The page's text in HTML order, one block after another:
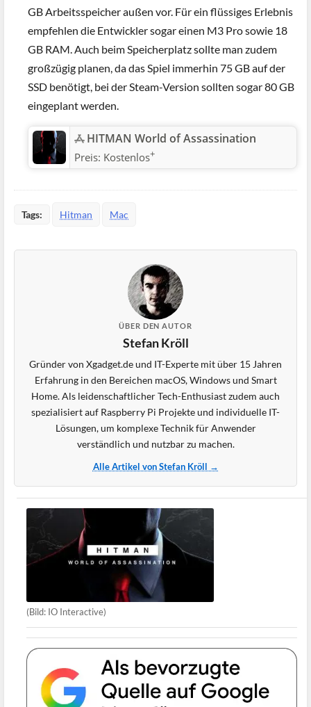
GB Arbeitsspeicher außen vor. Für ein flüssiges Erlebnis
empfehlen die Entwickler sogar einen M3 Pro sowie 18
GB RAM. Auch beim Speicherplatz sollte man zudem
großzügig planen, da das Spiel immerhin 75 GB auf der
SSD benötigt, bei der Steam-Version sollten sogar 80 GB
eingeplant werden.
‎HITMAN World of Assassination
Preis: Kostenlos+
Tags: Hitman Mac
ÜBER DEN AUTOR
Stefan Kröll
Gründer von Xgadget.de und IT-Experte mit über 15 Jahren
Erfahrung in den Bereichen macOS, Windows und Smart
Home. Als leidenschaftlicher Tech-Enthusiast zudem auch
spezialisiert auf Raspberry Pi Projekte und individuelle IT-
Lösungen, um komplexe Technik für Anwender
verständlich und nutzbar zu machen.
Alle Artikel von Stefan Kröll →
(Bild: IO Interactive)